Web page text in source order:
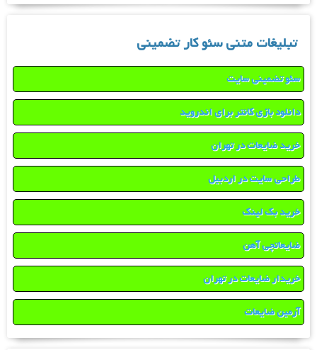
تبلیغات متنی سئو کار تضمینی
سئو تضمینی سایت
دانلود بازی کانتر برای اندروید
خرید ضایعات در تهران
طراحی سایت در اردبیل
خرید بک لینک
ضایعاتچی آهن
خریدار ضایعات در تهران
آرمین ضایعات